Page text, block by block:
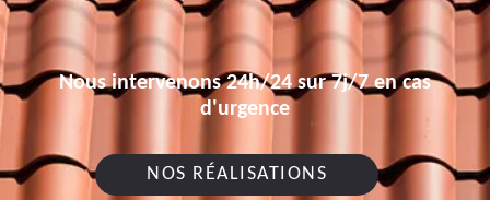
Nous intervenons 24h/24 sur 7j/7 en cas
d'urgence
NOS RÉALISATIONS